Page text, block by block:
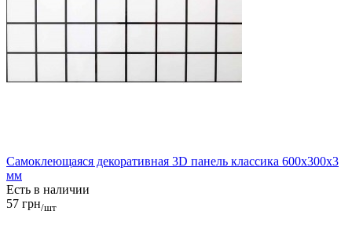
Самоклеющаяся декоративная 3D панель классика 600x300x3
мм
Есть в наличии
57 грн/шт